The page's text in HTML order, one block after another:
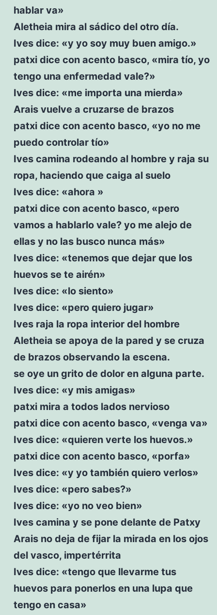
hablar va»
Aletheia mira al sádico del otro día.
Ives dice: «y yo soy muy buen amigo.»
patxi dice con acento basco, «mira tío, yo
tengo una enfermedad vale?»
Ives dice: «me importa una mierda»
Arais vuelve a cruzarse de brazos
patxi dice con acento basco, «yo no me
puedo controlar tío»
Ives camina rodeando al hombre y raja su
ropa, haciendo que caiga al suelo
Ives dice: «ahora »
patxi dice con acento basco, «pero
vamos a hablarlo vale? yo me alejo de
ellas y no las busco nunca más»
Ives dice: «tenemos que dejar que los
huevos se te airén»
Ives dice: «lo siento»
Ives dice: «pero quiero jugar»
Ives raja la ropa interior del hombre
Aletheia se apoya de la pared y se cruza
de brazos observando la escena.
se oye un grito de dolor en alguna parte.
Ives dice: «y mis amigas»
patxi mira a todos lados nervioso
patxi dice con acento basco, «venga va»
Ives dice: «quieren verte los huevos.»
patxi dice con acento basco, «porfa»
Ives dice: «y yo también quiero verlos»
Ives dice: «pero sabes?»
Ives dice: «yo no veo bien»
Ives camina y se pone delante de Patxy
Arais no deja de fijar la mirada en los ojos
del vasco, impertérrita
Ives dice: «tengo que llevarme tus
huevos para ponerlos en una lupa que
tengo en casa»